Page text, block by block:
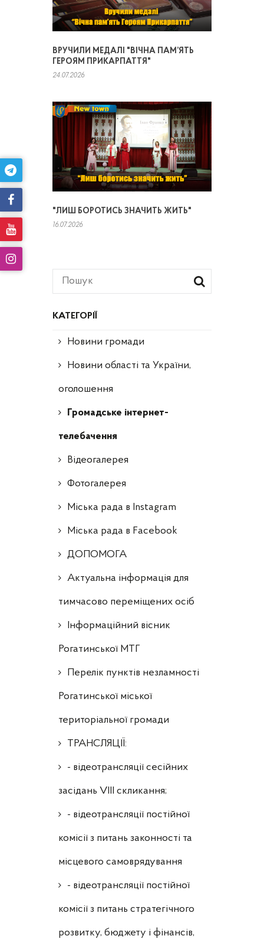
КАТЕГОРІЇ
Новини громади
Новини області та України,
оголошення
Громадське інтернет-
телебачення
Відеогалерея
Фотогалерея
Міська рада в Instagram
Міська рада в Facebook
ДОПОМОГА
Актуальна інформація для
тимчасово переміщених осіб
Інформаційний вісник
Рогатинської МТГ
Перелік пунктів незламності
Рогатинської міської
територіальної громади
ТРАНСЛЯЦІЇ:
- відеотрансляції сесійних
засідань VIII скликання;
- відеотрансляції постійної
комісії з питань законності та
місцевого самоврядування
- відеотрансляції постійної
комісії з питань стратегічного
розвитку, бюджету і фінансів,
ВРУЧИЛИ МЕДАЛІ "ВІЧНА ПАМ’ЯТЬ
ГЕРОЯМ ПРИКАРПАТТЯ"
24.07.2026
"ЛИШ БОРОТИСЬ ЗНАЧИТЬ ЖИТЬ"
16.07.2026